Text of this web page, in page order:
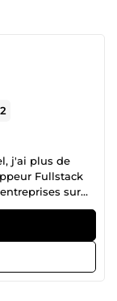
j'ai plus de
Fullstack
sur
d'activité
demandes et